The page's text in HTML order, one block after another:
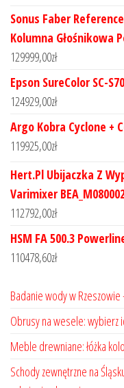
Sonus Faber
Kolumna Głośnikowa
129999,00zł
Epson SureColor SC-
124929,00zł
Argo Kobra Cyclone +
119925,00zł
Hert.Pl Ubijaczka Z
Varimixer
112792,00zł
HSM FA 500.3
110478,60zł
Badanie wody w
Obrusy na wesele: wybierz
Meble drewniane: łóżka
Schody zewnętrzne na